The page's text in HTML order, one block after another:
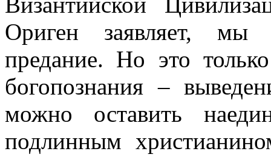
Ориген заявляет, мы
предание. Но это
богопознания –
можно оставить
подлинным